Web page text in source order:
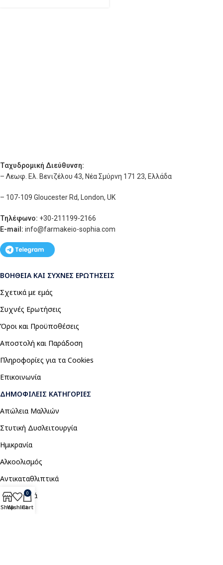
Ταχυδρομική Διεύθυνση:
– Λεωφ. Ελ. Βενιζέλου 43, Νέα Σμύρνη 171 23, Ελλάδα
– 107-109 Gloucester Rd, London, UK
Τηλέφωνο: +30-211199-2166
E-mail: info@farmakeio-sophia.com
ΒΟΉΘΕΙΑ ΚΑΙ ΣΥΧΝΈΣ ΕΡΩΤΉΣΕΙΣ
Σχετικά με εμάς
Συχνές Ερωτήσεις
Όροι και Προϋποθέσεις
Αποστολή και Παράδοση
Πληροφορίες για τα Cookies
Επικοινωνία
ΔΗΜΟΦΙΛΕΊΣ ΚΑΤΗΓΟΡΊΕΣ
Απώλεια Μαλλιών
Στυτική Δυσλειτουργία
Ημικρανία
Αλκοολισμός
Αντικαταθλιπτικά
Αναλγητικά
ShopWishlist
0
Cart